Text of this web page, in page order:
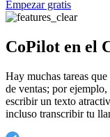
Empezar gratis
CoPilot en el
Hay muchas tareas
de ventas; por
escribir un texto
incluso transcribir tu